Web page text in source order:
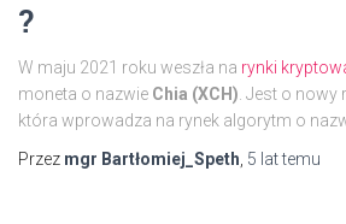
?
W maju 2021 roku weszła na rynki
moneta o nazwie Chia (XCH) . Jest o
która wprowadza na rynek algorytm o
Przez mgr Bartłomiej_Speth 5 lattemu